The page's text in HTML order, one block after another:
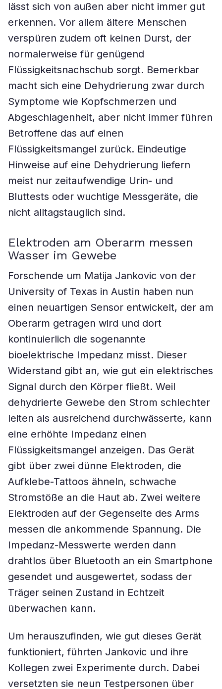
lässt sich von außen aber nicht immer gut
erkennen. Vor allem ältere Menschen
verspüren zudem oft keinen Durst, der
normalerweise für genügend
Flüssigkeitsnachschub sorgt. Bemerkbar
macht sich eine Dehydrierung zwar durch
Symptome wie Kopfschmerzen und
Abgeschlagenheit, aber nicht immer führen
Betroffene das auf einen
Flüssigkeitsmangel zurück. Eindeutige
Hinweise auf eine Dehydrierung liefern
meist nur zeitaufwendige Urin- und
Bluttests oder wuchtige Messgeräte, die
nicht alltagstauglich sind.
Elektroden am Oberarm messen
Wasser im Gewebe
Forschende um Matija Jankovic von der
University of Texas in Austin haben nun
einen neuartigen Sensor entwickelt, der am
Oberarm getragen wird und dort
kontinuierlich die sogenannte
bioelektrische Impedanz misst. Dieser
Widerstand gibt an, wie gut ein elektrisches
Signal durch den Körper fließt. Weil
dehydrierte Gewebe den Strom schlechter
leiten als ausreichend durchwässerte, kann
eine erhöhte Impedanz einen
Flüssigkeitsmangel anzeigen. Das Gerät
gibt über zwei dünne Elektroden, die
Aufklebe-Tattoos ähneln, schwache
Stromstöße an die Haut ab. Zwei weitere
Elektroden auf der Gegenseite des Arms
messen die ankommende Spannung. Die
Impedanz-Messwerte werden dann
drahtlos über Bluetooth an ein Smartphone
gesendet und ausgewertet, sodass der
Träger seinen Zustand in Echtzeit
überwachen kann.
Um herauszufinden, wie gut dieses Gerät
funktioniert, führten Jankovic und ihre
Kollegen zwei Experimente durch. Dabei
versetzten sie neun Testpersonen über